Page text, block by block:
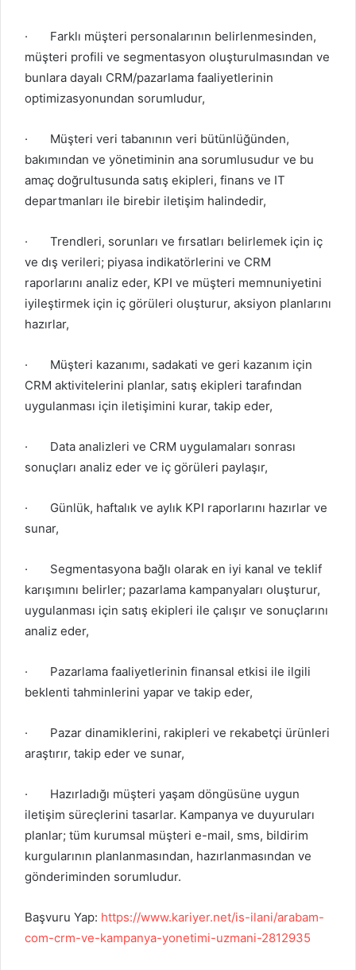
· Farklı müşteri personalarının belirlenmesinden,
müşteri profili ve segmentasyon oluşturulmasından ve
bunlara dayalı CRM/pazarlama faaliyetlerinin
optimizasyonundan sorumludur,
·
Müşteri veri tabanının veri bütünlüğünden,
bakımından ve yönetiminin ana sorumlusudur ve bu
amaç doğrultusunda satış ekipleri, finans ve IT
departmanları ile birebir iletişim halindedir,
·
Trendleri, sorunları ve fırsatları belirlemek için iç
ve dış verileri; piyasa indikatörlerini ve CRM
raporlarını analiz eder, KPI ve müşteri memnuniyetini
iyileştirmek için iç görüleri oluşturur, aksiyon planlarını
hazırlar,
·
Müşteri kazanımı, sadakati ve geri kazanım için
CRM aktivitelerini planlar, satış ekipleri tarafından
uygulanması için iletişimini kurar, takip eder,
·
Data analizleri ve CRM uygulamaları sonrası
sonuçları analiz eder ve iç görüleri paylaşır,
·
Günlük, haftalık ve aylık KPI raporlarını hazırlar ve
sunar,
·
Segmentasyona bağlı olarak en iyi kanal ve teklif
karışımını belirler; pazarlama kampanyaları oluşturur,
uygulanması için satış ekipleri ile çalışır ve sonuçlarını
analiz eder,
·
Pazarlama faaliyetlerinin finansal etkisi ile ilgili
beklenti tahminlerini yapar ve takip eder,
·
Pazar dinamiklerini, rakipleri ve rekabetçi ürünleri
araştırır, takip eder ve sunar,
·
Hazırladığı müşteri yaşam döngüsüne uygun
iletişim süreçlerini tasarlar. Kampanya ve duyuruları
planlar; tüm kurumsal müşteri e-mail, sms, bildirim
kurgularının planlanmasından, hazırlanmasından ve
gönderiminden sorumludur.
Başvuru Yap: https://www.kariyer.net/is-ilani/arabam-
com-crm-ve-kampanya-yonetimi-uzmani-2812935